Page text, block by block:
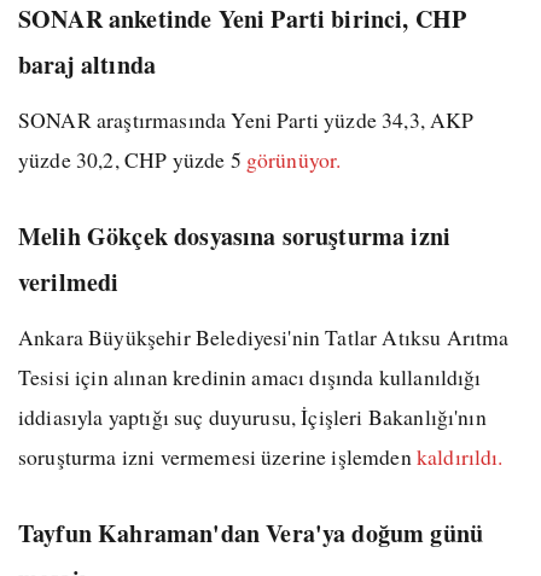
SONAR anketinde Yeni Parti birinci, CHP
baraj altında
SONAR araştırmasında Yeni Parti yüzde 34,3, AKP
yüzde 30,2, CHP yüzde 5 görünüyor.
Melih Gökçek dosyasına soruşturma izni
verilmedi
Ankara Büyükşehir Belediyesi'nin Tatlar Atıksu Arıtma
Tesisi için alınan kredinin amacı dışında kullanıldığı
iddiasıyla yaptığı suç duyurusu, İçişleri Bakanlığı'nın
soruşturma izni vermemesi üzerine işlemdenkaldırıldı.
Tayfun Kahraman'dan Vera'ya doğum günü